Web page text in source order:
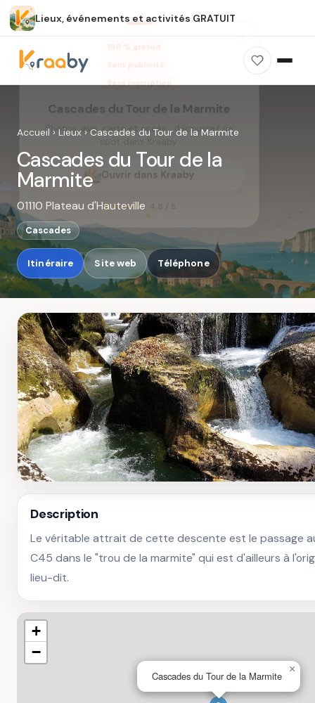
Lieux, événements et activités GRATUIT
Cascades du Tour de la Marmite
spot dans Kraaby.
Ouvrir dans Kraaby
Accueil › Lieux › Cascades du Tour de la Marmite
Cascades du Tour de la
Marmite
01110 Plateau d'Hauteville
Cascades
Itinéraire Site web Téléphone
Description
Le véritable attrait de cette descente est le passage
C45 dans le "trou de la marmite" qui est d'ailleurs à
lieu-dit.
Cascades du Tour de la Marmite
×
+
−